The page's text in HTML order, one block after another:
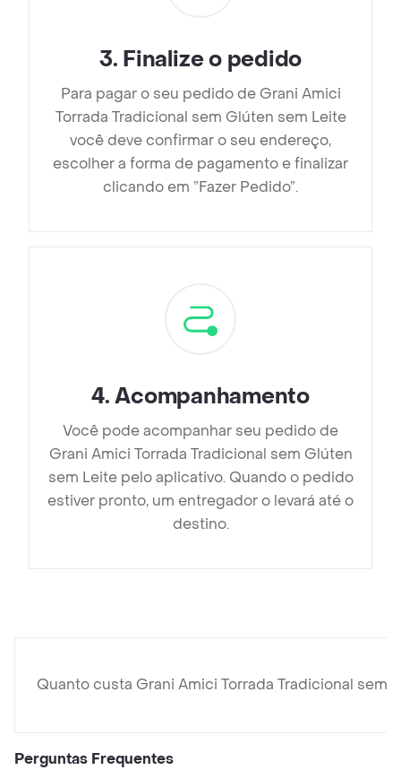
3. Finalize o pedido
Para pagar o seu pedido de Grani Amici
Torrada Tradicional sem Glúten sem Leite
você deve confirmar o seu endereço,
escolher a forma de pagamento e finalizar
clicando em ”Fazer Pedido”.
4.Acompanhamento
Você pode acompanhar seu pedido de
Grani Amici Torrada Tradicional sem Glúten
sem Leite pelo aplicativo. Quando o pedido
estiver pronto, um entregador o levará até o
destino.
Quanto custa Grani Amici Torrada Tradicional sem
Perguntas Frequentes